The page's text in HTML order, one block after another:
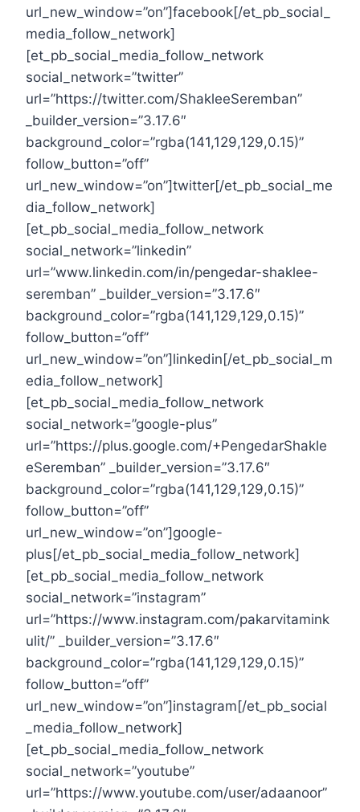
url_new_window=”on”]facebook[/et_pb_social_
media_follow_network]
[et_pb_social_media_follow_network
social_network=”twitter”
url=”https://twitter.com/ShakleeSeremban”
_builder_version=”3.17.6″
background_color=”rgba(141,129,129,0.15)”
follow_button=”off”
url_new_window=”on”]twitter[/et_pb_social_me
dia_follow_network]
[et_pb_social_media_follow_network
social_network=”linkedin”
url=”www.linkedin.com/in/pengedar-shaklee-
seremban” _builder_version=”3.17.6″
background_color=”rgba(141,129,129,0.15)”
follow_button=”off”
url_new_window=”on”]linkedin[/et_pb_social_m
edia_follow_network]
[et_pb_social_media_follow_network
social_network=”google-plus”
url=”https://plus.google.com/+PengedarShakle
eSeremban” _builder_version=”3.17.6″
background_color=”rgba(141,129,129,0.15)”
follow_button=”off”
url_new_window=”on”]google-
plus[/et_pb_social_media_follow_network]
[et_pb_social_media_follow_network
social_network=”instagram”
url=”https://www.instagram.com/pakarvitamink
ulit/” _builder_version=”3.17.6″
background_color=”rgba(141,129,129,0.15)”
follow_button=”off”
url_new_window=”on”]instagram[/et_pb_social
_media_follow_network]
[et_pb_social_media_follow_network
social_network=”youtube”
url=”https://www.youtube.com/user/adaanoor”